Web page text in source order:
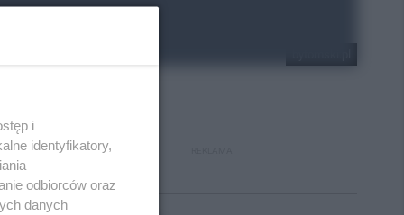
Polecane
i
identyfikatory,
odbiorców oraz
danych